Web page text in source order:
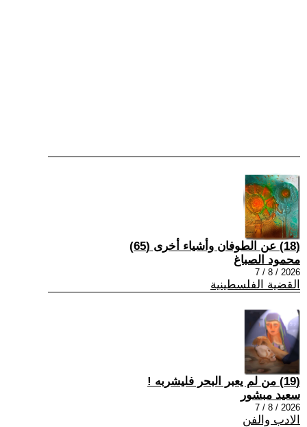
(18) عن الطوفان وأشياء أخرى (65)
محمود الصباغ
2026 / 8 / 7
القضية الفلسطينية
(19) من لم يعبر البحر فليشربه !
سعيد مبشور
2026 / 8 / 7
الادب والفن